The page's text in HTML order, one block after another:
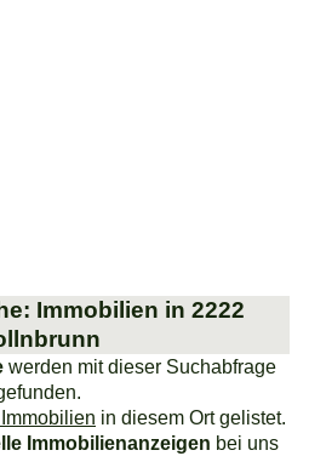
Immobilien in 2222
werden mit dieser Suchabfrage
in diesem Ort gelistet.
Immobilienanzeigen bei uns